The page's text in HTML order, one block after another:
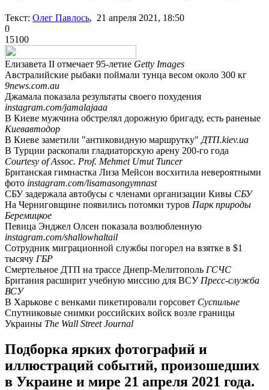
Текст: Олег Павлось, 21 апреля 2021, 18:50
0
15100
Елизавета II отмечает 95-летие Getty Images
Австралийские рыбаки поймали тунца весом около 300 кг
9news.com.au
Джамала показала результаты своего похудения
instagram.com/jamalajaaa
В Киеве мужчина обстрелял дорожную бригаду, есть раненые
Киевавтодор
В Киеве заметили "антиковидную маршрутку" ДТП.kiev.ua
В Турции раскопали гладиаторскую арену 200-го года
Courtesy of Assoc. Prof. Mehmet Umut Tuncer
Британская гимнастка Лиза Мейсон восхитила невероятными
фото instagram.com/lisamasongymnast
СБУ задержала автобусы с членами организации Кивы СБУ
На Черниговщине появились потомки туров Парк природы
Беремицкое
Певица Энджел Олсен показала возлюбленную
instagram.com/shallowhaltail
Сотрудник миграционной службы погорел на взятке в $1
тысячу ГБР
Смертельное ДТП на трассе Днепр-Мелитополь ГСЧС
Британия расширит учебную миссию для ВСУ Пресс-служба
ВСУ
В Харькове с венками пикетировали горсовет Суспильне
Спутниковые снимки российских войск возле границы
Украины The Wall Street Journal
Подборка ярких фотографий и
иллюстраций событий, произошедших
в Украине и мире 21 апреля 2021 года.